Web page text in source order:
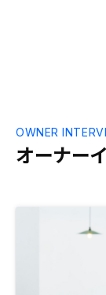
オーナー
OWNER